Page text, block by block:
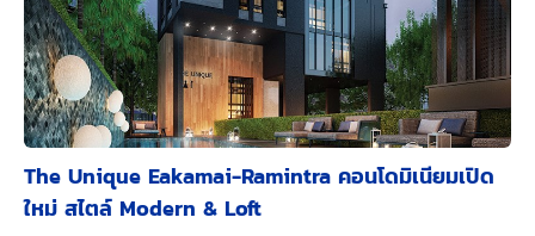
The Unique Eakamai-Ramintra คอนโดมิเนียมเปิด
ใหม่ สไตล์ Modern & Loft